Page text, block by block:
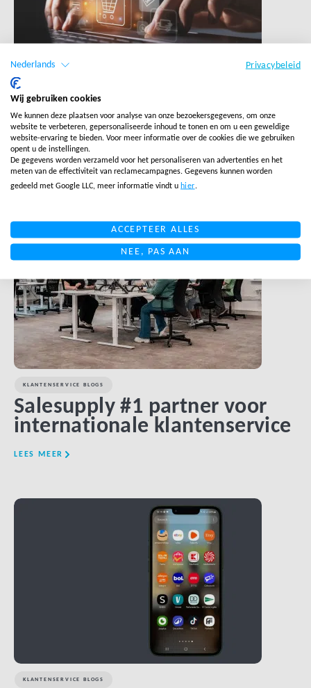
Piekseizoen kater: 3
klantenservice upgrades die
niet kunnen wachten
LEES MEER
KLANTENSERVICE BLOGS
Salesupply #1 partner voor
internationale klantenservice
LEES MEER
KLANTENSERVICE BLOGS
LINK BTN
Nederlands Privacybeleid
Wij gebruiken cookies
We kunnen deze plaatsen voor analyse van onze bezoekersgegevens, om onze
website te verbeteren, gepersonaliseerde inhoud te tonen en om u een geweldige
website-ervaring te bieden. Voor meer informatie over de cookies die we gebruiken
opent u de instellingen.
De gegevens worden verzameld voor het personaliseren van advertenties en het
meten van de effectiviteit van reclamecampagnes. Gegevens kunnen worden
gedeeld met Google LLC, meer informatie vindt u hier.
ACCEPTEER ALLES
NEE, PAS AAN